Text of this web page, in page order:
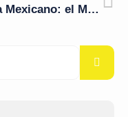
Rosa Mexicano: el México más informal en Segovia